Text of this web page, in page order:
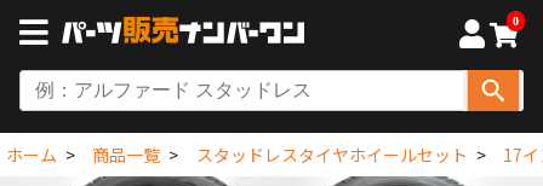
0
ホーム 商品一覧 スタッドレスタイヤホイールセット 17